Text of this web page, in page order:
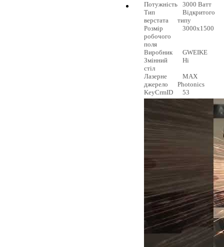
Потужність
3000 Ватт
Тип
верстата
Відкритого
типу
Розмір
робочого
поля
3000х1500
Виробник
GWEIKE
Змінний
стіл
Ні
Лазерне
джерело
MAX
Photonics
KeyCrmID
53